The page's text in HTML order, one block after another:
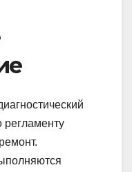
регламенту